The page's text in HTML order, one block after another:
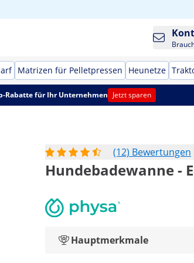
Matrizen für Pelletpressen Heunetze
Rabatte für Ihr Unternehmen Jetzt sparen
(12) Bewertungen
Hundebadewanne -
Hauptmerkmale